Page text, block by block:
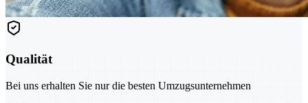
Qualität
Bei uns erhalten Sie nur die besten Umzugsunternehmen